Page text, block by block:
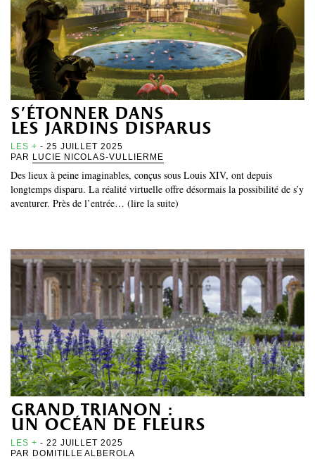
s’étonner dans
les jardins disparus
LES + - 25 JUILLET 2025
PAR LUCIE NICOLAS-VULLIERME
Des lieux à peine imaginables, conçus sous Louis XIV, ont depuis
longtemps disparu. La réalité virtuelle offre désormais la possibilité de s’y
aventurer. Près de l’entrée… (lire la suite)
grand trianon :
un océan de fleurs
LES + - 22 JUILLET 2025
PAR DOMITILLE ALBEROLA